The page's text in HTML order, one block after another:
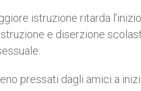
istruzione ritarda
e diserzione
pressati dagli amici a